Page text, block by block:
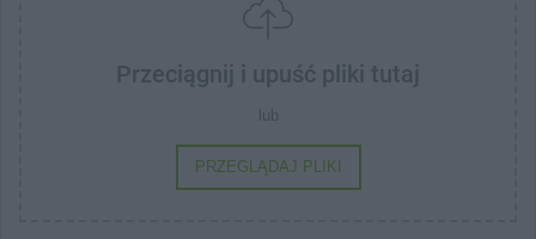
Przeciągnij i upuść pliki tutaj
lub
PRZEGLĄDAJ PLIKI